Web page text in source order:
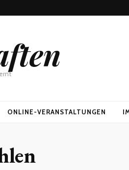
ONLINE-VERANSTALTUNGEN